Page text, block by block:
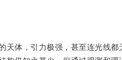
体，引力极强，甚至连光线都